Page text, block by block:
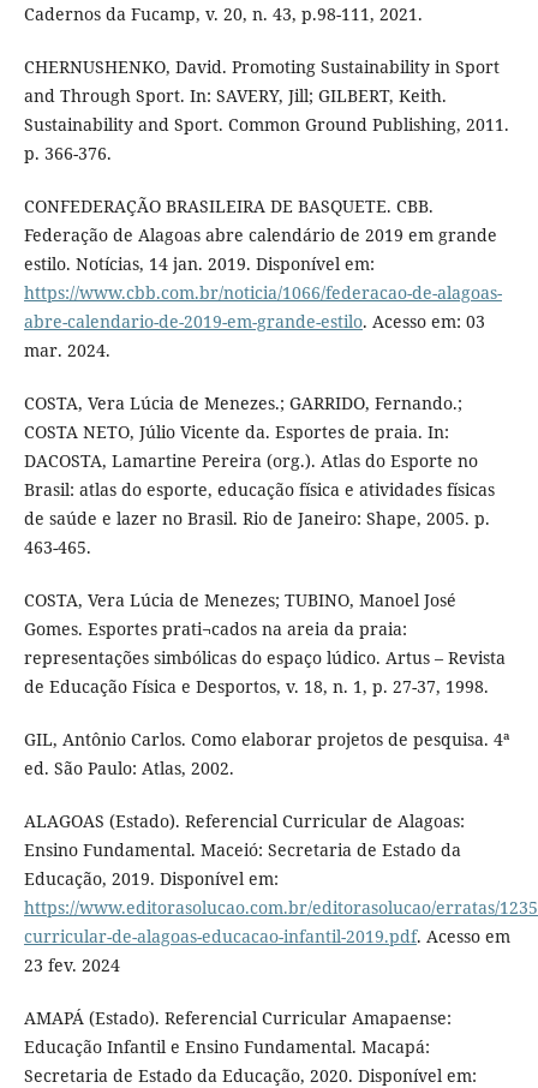
Cadernos da Fucamp, v. 20, n. 43, p.98-111, 2021.
CHERNUSHENKO, David. Promoting Sustainability in Sport
and Through Sport. In: SAVERY, Jill; GILBERT, Keith.
Sustainability and Sport. Common Ground Publishing, 2011.
p. 366-376.
CONFEDERAÇÃO BRASILEIRA DE BASQUETE. CBB.
Federação de Alagoas abre calendário de 2019 em grande
estilo. Notícias, 14 jan. 2019. Disponível em:
https://www.cbb.com.br/noticia/1066/federacao-de-alagoas-
abre-calendario-de-2019-em-grande-estilo. Acesso em: 03
mar. 2024.
COSTA, Vera Lúcia de Menezes.; GARRIDO, Fernando.;
COSTA NETO, Júlio Vicente da. Esportes de praia. In:
DACOSTA, Lamartine Pereira (org.). Atlas do Esporte no
Brasil: atlas do esporte, educação física e atividades físicas
de saúde e lazer no Brasil. Rio de Janeiro: Shape, 2005. p.
463-465.
COSTA, Vera Lúcia de Menezes; TUBINO, Manoel José
Gomes. Esportes prati¬cados na areia da praia:
representações simbólicas do espaço lúdico. Artus – Revista
de Educação Física e Desportos, v. 18, n. 1, p. 27-37, 1998.
GIL, Antônio Carlos. Como elaborar projetos de pesquisa. 4ª
ed. São Paulo: Atlas, 2002.
ALAGOAS (Estado). Referencial Curricular de Alagoas:
Ensino Fundamental. Maceió: Secretaria de Estado da
Educação, 2019. Disponível em:
https://www.editorasolucao.com.br/editorasolucao/erratas/
curricular-de-alagoas-educacao-infantil-2019.pdf. Acesso em
23 fev. 2024
AMAPÁ (Estado). Referencial Curricular Amapaense:
Educação Infantil e Ensino Fundamental. Macapá:
Secretaria de Estado da Educação, 2020. Disponível em: